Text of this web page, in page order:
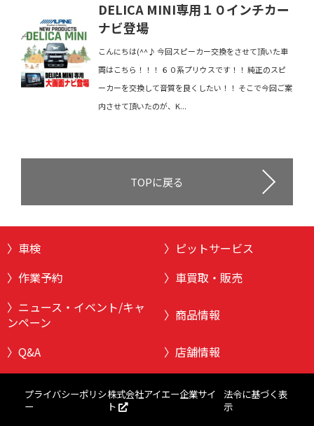
DELICA MINI専用１０インチカー
ナビ登場
こんにちは(^^♪ 今回スピーカー交換をさせて頂いた車
両はこちら！！！ ６０系プリウスです！！ 純正のスピ
ーカーを交換して音質を良くしたい！！ そこで今回ご案
内させて頂いたのが、K...
TOPに戻る
車検
ピットサービス
作業予約
車買取・販売
ニュース・イベント/キャ
ンペーン
商品情報
Q&A 店舗情報
プライバシーポリシ
ー
株式会社アイエー企業サイ
ト
法令に基づく表
示